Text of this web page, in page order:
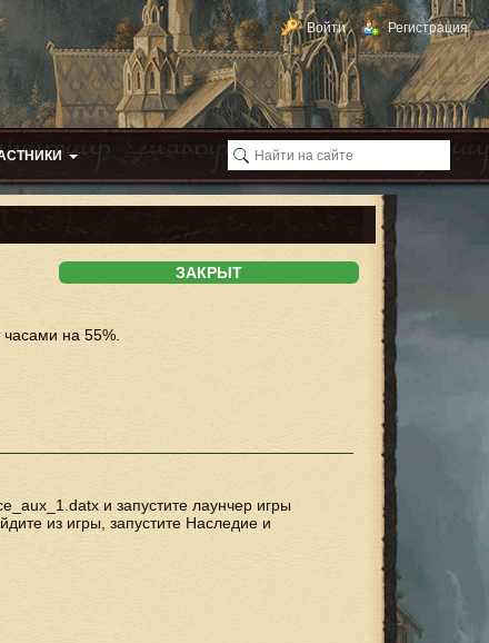
Войти Регистрация
ЗАКРЫТ
на 55%.
и запустите лаунчер игры
из игры, запустите Наследие и